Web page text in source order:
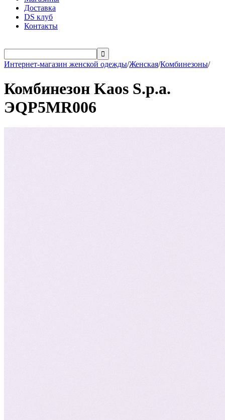
Доставка
DS клуб
Контакты

Интернет-магазин женской одежды/Женская/Комбинезоны/
Комбинезон Kaos S.p.a.
ЭQP5MR006